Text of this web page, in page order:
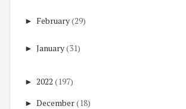
► February(29)
► January(31)
► 2022 (197)
► December(18)